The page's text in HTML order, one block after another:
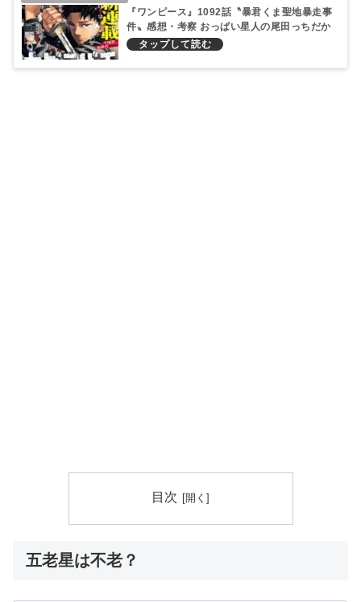
『ワンピース』1092話〝暴君くま聖地暴走事
件〟感想・考察 おっぱい星人の尾田っちだか
らこそ、お胸紳士はボニーの実年齢を掘り下
目次
五老星は不老？